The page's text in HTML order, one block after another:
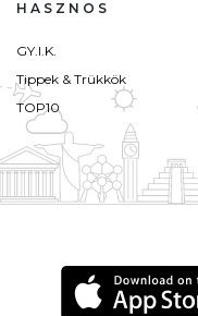
HASZNOS
GY.I.K.
Tippek & Trükkök
TOP10